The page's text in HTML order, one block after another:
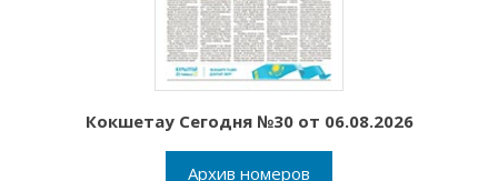
Кокшетау Сегодня №30 от 06.08.2026
Архив номеров